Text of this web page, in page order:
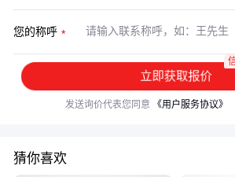
您的称呼
立即获取报价
发送询价代表您同意 《用户服务协议》
猜你喜欢